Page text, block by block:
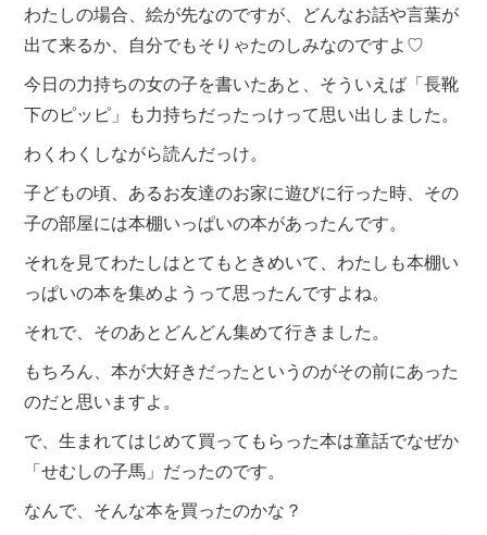
わたしの場合、絵が先なのですが、どんなお話や言葉が
出て来るか、自分でもそりゃたのしみなのですよ♡
今日の力持ちの女の子を書いたあと、そういえば「長靴
下のピッピ」も力持ちだったっけって思い出しました。
わくわくしながら読んだっけ。
子どもの頃、あるお友達のお家に遊びに行った時、その
子の部屋には本棚いっぱいの本があったんです。
それを見てわたしはとてもときめいて、わたしも本棚い
っぱいの本を集めようって思ったんですよね。
それで、そのあとどんどん集めて行きました。
もちろん、本が大好きだったというのがその前にあった
のだと思いますよ。
で、生まれてはじめて買ってもらった本は童話でなぜか
「せむしの子馬」だったのです。
なんで、そんな本を買ったのかな？